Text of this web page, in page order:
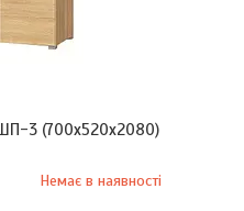
3 (700х520х2080)
Немає в наявності